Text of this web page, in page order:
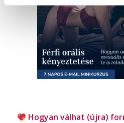
Hogyan válhat (újra)